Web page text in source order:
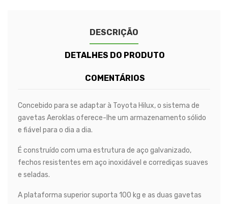
DESCRIÇÃO
DETALHES DO PRODUTO
COMENTÁRIOS
Concebido para se adaptar à Toyota Hilux, o sistema de
gavetas Aeroklas oferece-lhe um armazenamento sólido
e fiável para o dia a dia.
É construído com uma estrutura de aço galvanizado,
fechos resistentes em aço inoxidável e corrediças suaves
e seladas.
A plataforma superior suporta 100 kg e as duas gavetas